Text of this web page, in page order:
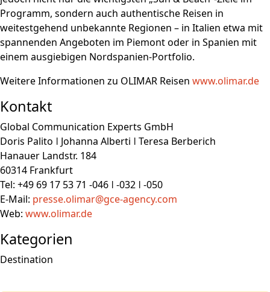
Programm, sondern auch authentische Reisen in
weitestgehend unbekannte Regionen – in Italien etwa mit
spannenden Angeboten im Piemont oder in Spanien mit
einem ausgiebigen Nordspanien-Portfolio.
Weitere Informationen zu OLIMAR Reisen www.olimar.de
Kontakt
Global Communication Experts GmbH
Doris Palito ǀ Johanna Alberti ǀ Teresa Berberich
Hanauer Landstr. 184
60314 Frankfurt
Tel: +49 69 17 53 71 -046 ǀ -032 ǀ -050
E-Mail: presse.olimar@gce-agency.com
Web: www.olimar.de
Kategorien
Destination